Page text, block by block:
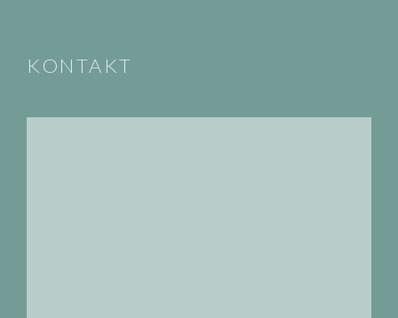
KONTAKT